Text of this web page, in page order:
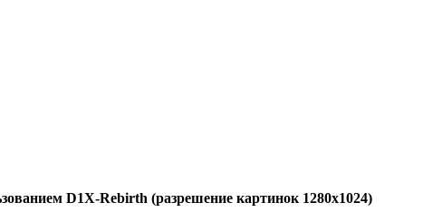
D1X-Rebirth (разрешение картинок 1280x1024)